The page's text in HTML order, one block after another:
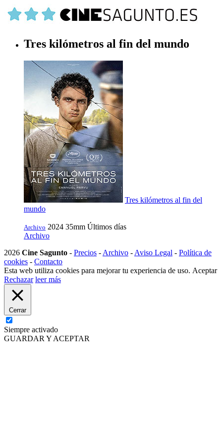
Tres kilómetros al fin del mundo
Tres kilómetros al fin del
mundo
Archivo 2024 35mm Últimos días
Archivo
2026 Cine Sagunto - Precios - Archivo - Aviso Legal - Política de
cookies - Contacto
Esta web utiliza cookies para mejorar tu experiencia de uso. Aceptar
Rechazar leer más
Cerrar
Siempre activado
GUARDAR Y ACEPTAR